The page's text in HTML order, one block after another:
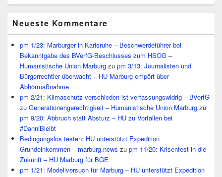
Neueste Kommentare
pm 1/23: Marburger in Karlsruhe – Beschwerdeführer bei
Bekanntgabe des BVerfG-Beschlusses zum HSOG –
Humanistische Union Marburg zu pm 3/13: Journalisten und
Bürgerrechtler überwacht – HU Marburg empört über
Abhörmaßnahme
pm 2/21: Klimaschutz verschieden ist verfassungswidrig – BVerfG
zu Generationengerechtigkeit – Humanistische Union Marburg zu
pm 9/20: Abbruch statt Absturz – HU zu Vorfällen bei
#DanniBleibt
Bedingungslos testen: HU unterstützt Expedition
Grundeinkommen – marburg.news zu pm 11/20: Krisenfest in die
Zukunft – HU Marburg für BGE
pm 1/21: Modellversuch für Marburg – HU unterstützt Expedition